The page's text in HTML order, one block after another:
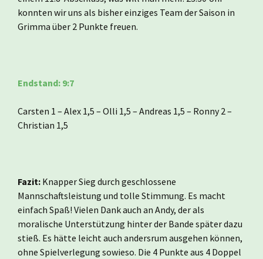
konnten wir uns als bisher einziges Team der Saison in
Grimma über 2 Punkte freuen.
Endstand: 9:7
Carsten 1 – Alex 1,5 – Olli 1,5 – Andreas 1,5 – Ronny 2 –
Christian 1,5
Fazit: Knapper Sieg durch geschlossene
Mannschaftsleistung und tolle Stimmung. Es macht
einfach Spaß! Vielen Dank auch an Andy, der als
moralische Unterstützung hinter der Bande später dazu
stieß. Es hätte leicht auch andersrum ausgehen können,
ohne Spielverlegung sowieso. Die 4 Punkte aus 4 Doppel